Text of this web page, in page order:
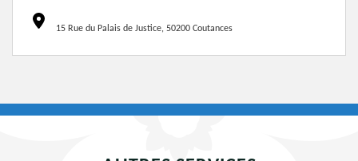
15 Rue du Palais de Justice, 50200 Coutances